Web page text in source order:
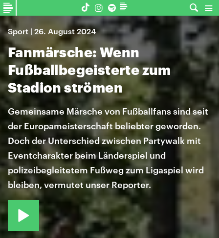
Sport | 26. August 2024
Fanmärsche: Wenn
Fußballbegeisterte zum
Stadion strömen
Gemeinsame Märsche von Fußballfans sind seit
der Europameisterschaft beliebter geworden.
Doch der Unterschied zwischen Partywalk mit
Eventcharakter beim Länderspiel und
polizeibegleitetem Fußweg zum Ligaspiel wird
bleiben, vermutet unser Reporter.